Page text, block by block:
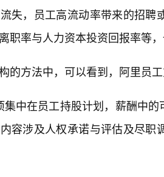
失，员工高流动率带来的招
职率与人力资本投资回报率等
的方法中，可以看到，阿里员
集中在员工持股计划，薪酬中
容涉及人权承诺与评估及尽